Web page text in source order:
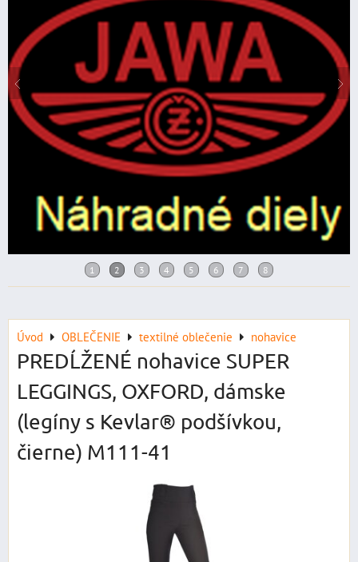
Úvod OBLEČENIE textilné oblečenie nohavice
PREDĹŽENÉ nohavice SUPER
LEGGINGS, OXFORD, dámske
(legíny s Kevlar® podšívkou,
čierne) M111-41